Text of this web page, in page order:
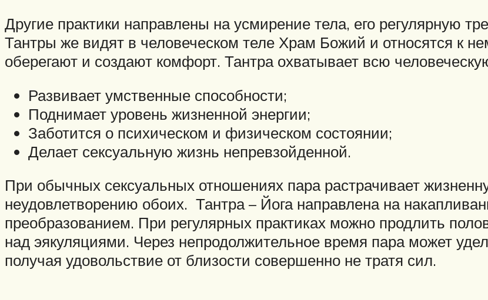
Другие практики направлены на усмирение тела, его регулярную
Тантры же видят в человеческом теле Храм Божий и относятся к
оберегают и создают комфорт. Тантра охватывает всю
Развивает умственные способности;
Поднимает уровень жизненной энергии;
Заботится о психическом и физическом состоянии;
Делает сексуальную жизнь непревзойденной.
При обычных сексуальных отношениях пара растрачивает
неудовлетворению обоих. Тантра – Йога направлена на
преобразованием. При регулярных практиках можно продлить
над эякуляциями. Через непродолжительное время пара может
получая удовольствие от близости совершенно не тратя сил.